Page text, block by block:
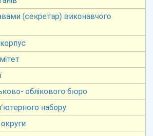
(секретар) виконавчого
облікового бюро
набору